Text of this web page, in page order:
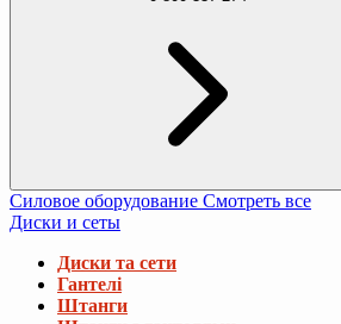
Силовое оборудование Смотреть все
Диски и сеты
Диски та сети
Гантелі
Штанги